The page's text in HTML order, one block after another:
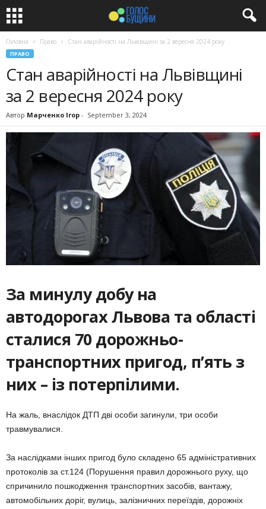
Головна Право Стан аварійності на Львівщині за 2 вересня 2024 року
ПРАВО
Стан аварійності на Львівщині
за 2 вересня 2024 року
Автор Марченко Ігор - September 3, 2024
За минулу добу на
автодорогах Львова та області
сталися 70 дорожньо-
транспортних пригод, п’ять з
них – із потерпілими.
На жаль, внаслідок ДТП дві особи загинули, три особи
травмувалися.
За наслідками інших пригод було складено 65 адміністративних
протоколів за ст.124 (Порушення правил дорожнього руху, що
спричинило пошкодження транспортних засобів, вантажу,
автомобільних доріг, вулиць, залізничних переїздів, дорожніх